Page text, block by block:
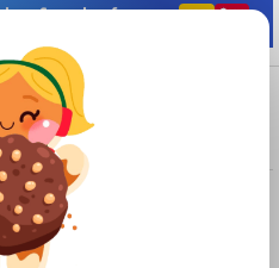
& co. kaufen
Muttern